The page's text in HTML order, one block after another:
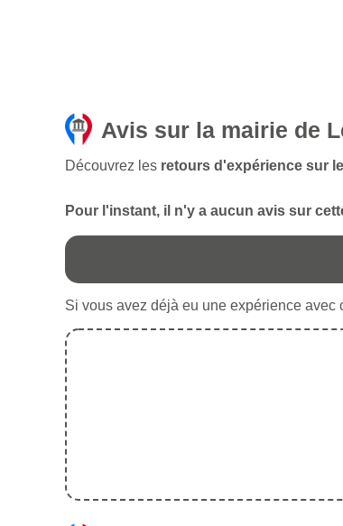
Avis sur la mairie de
Découvrez les retours d'expérience sur
Pour l'instant, il n'y a aucun avis sur
Si vous avez déjà eu une expérience avec